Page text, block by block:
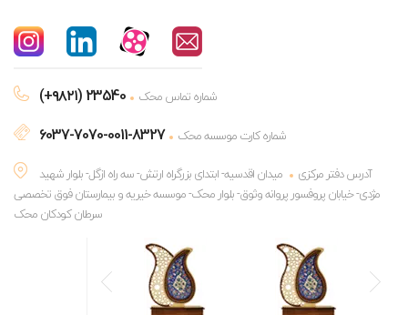
(+۹۸۲۱) 23540 شماره تماس محک
6037-7070-0011-8327
شماره کارت موسسه محک
آدرس دفتر مرکزی
میدان اقدسیه- ابتدای بزرگراه ارتش- سه راه ازگل- بلوار شهید
مژدی- خیابان پروفسور پروانه وثوق- بلوار محک- موسسه خیریه و بیمارستان فوق تخصصی
سرطان کودکان محک